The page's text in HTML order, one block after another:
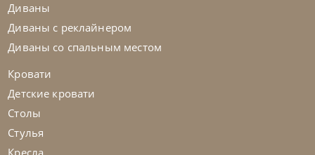
Диваны
Диваны с реклайнером
Диваны со спальным местом
Кровати
Детские кровати
Столы
Стулья
Кресла